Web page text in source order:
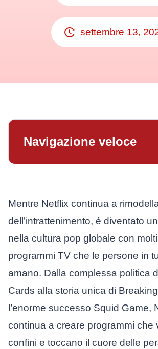
settembre 13,
Navigazione veloce
Mentre Netflix continua a
dell’intrattenimento, è diventato
nella cultura pop globale con
programmi TV che le persone in
amano. Dalla complessa politica
Cards alla storia unica di
l’enorme successo Squid Game,
continua a creare programmi che
confini e toccano il cuore delle